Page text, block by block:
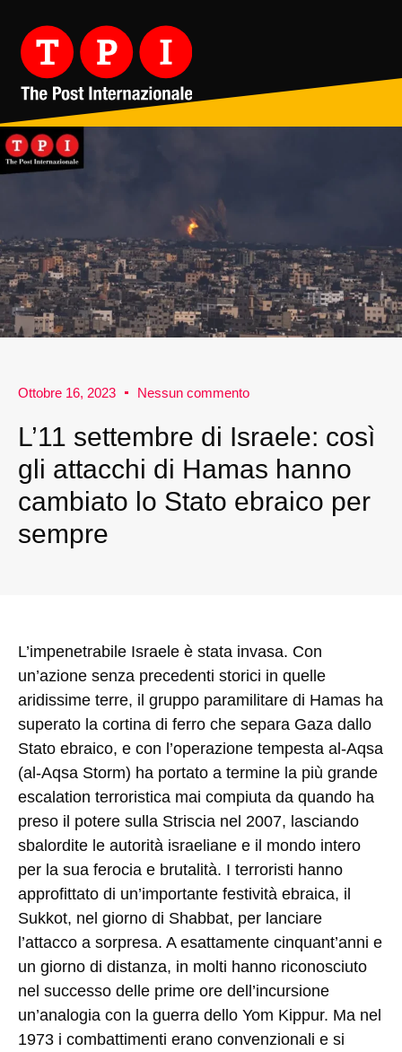
Ottobre 16, 2023 Nessun commento
L’11 settembre di Israele: così
gli attacchi di Hamas hanno
cambiato lo Stato ebraico per
sempre
L’impenetrabile Israele è stata invasa. Con
un’azione senza precedenti storici in quelle
aridissime terre, il gruppo paramilitare di Hamas ha
superato la cortina di ferro che separa Gaza dallo
Stato ebraico, e con l’operazione tempesta al-Aqsa
(al-Aqsa Storm) ha portato a termine la più grande
escalation terroristica mai compiuta da quando ha
preso il potere sulla Striscia nel 2007, lasciando
sbalordite le autorità israeliane e il mondo intero
per la sua ferocia e brutalità. I terroristi hanno
approfittato di un’importante festività ebraica, il
Sukkot, nel giorno di Shabbat, per lanciare
l’attacco a sorpresa. A esattamente cinquant’anni e
un giorno di distanza, in molti hanno riconosciuto
nel successo delle prime ore dell’incursione
un’analogia con la guerra dello Yom Kippur. Ma nel
1973 i combattimenti erano convenzionali e si